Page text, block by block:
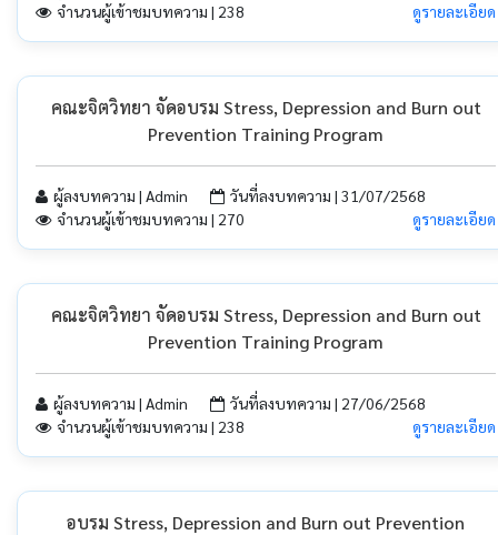
จำนวนผู้เข้าชมบทความ | 238
ดูรายละเอียด
คณะจิตวิทยา จัดอบรม Stress, Depression and Burn out
Prevention Training Program
ผู้ลงบทความ | Admin
วันที่ลงบทความ | 31/07/2568
จำนวนผู้เข้าชมบทความ | 270
ดูรายละเอียด
คณะจิตวิทยา จัดอบรม Stress, Depression and Burn out
Prevention Training Program
ผู้ลงบทความ | Admin
วันที่ลงบทความ | 27/06/2568
จำนวนผู้เข้าชมบทความ | 238
ดูรายละเอียด
อบรม Stress, Depression and Burn out Prevention